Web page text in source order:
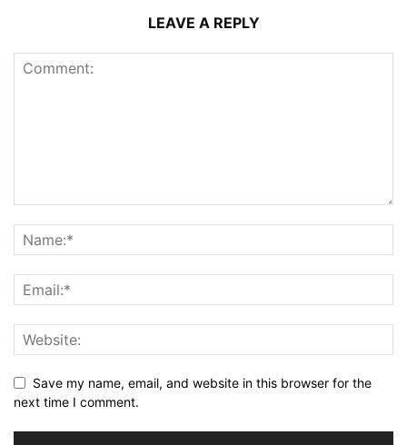
LEAVE A REPLY
Save my name, email, and website in this browser for the
next time I comment.